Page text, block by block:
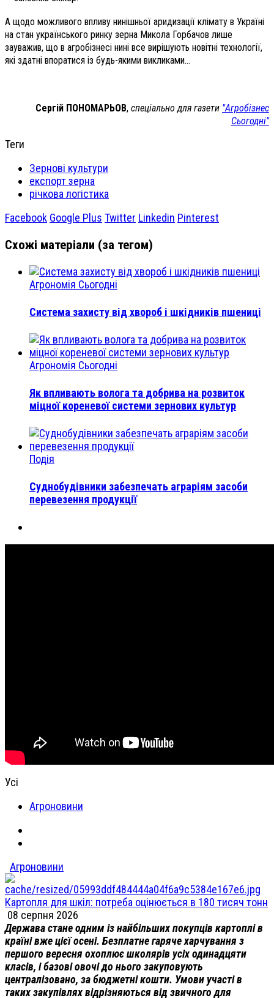
А щодо можливого впливу нинішньої аридизації клімату в Україні
на стан українського ринку зерна Микола Горбачов лише
зауважив, що в агробізнесі нині все вирішують новітні технології,
які здатні впоратися із будь-якими викликами…
Сергій ПОНОМАРЬОВ, спеціально для газети "Агробізнес
Сьогодні"
Теги
Зернові культури
експорт зерна
річкова логістика
Facebook Google Plus Twitter Linkedin Pinterest
Схожі матеріали (за тегом)
Агрономія Сьогодні
Система захисту від хвороб і шкідників пшениці
Агрономія Сьогодні
Як впливають волога та добрива на розвиток
міцної кореневої системи зернових культур
Подія
Суднобудівники забезпечать аграріям засоби
перевезення продукції
Усі
Агроновини
Агроновини
Картопля для шкіл: потреба оцінюється в 180 тисяч тонн
08 серпня 2026
Держава стане одним із найбільших покупців картоплі в
країні вже цієї осені. Безплатне гаряче харчування з
першого вересня охоплює школярів усіх одинадцяти
класів, і базові овочі до нього закуповують
централізовано, за бюджетні кошти. Умови участі в
таких закупівлях відрізняються від звичного для